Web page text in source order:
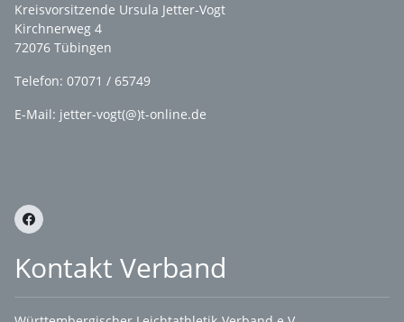
Kreisvorsitzende Ursula Jetter-Vogt
Kirchnerweg 4
72076 Tübingen
Telefon: 07071 / 65749
E-Mail: jetter-vogt(@)t-online.de
Kontakt Verband